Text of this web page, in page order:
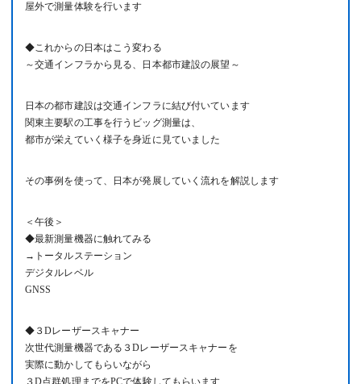
屋外で測量体験を行います
◆これからの日本はこう変わる
～交通インフラから見る、日本都市建設の展望～
日本の都市建設は交通インフラに結び付いています
関東主要駅の工事を行うビッグ測量は、
都市が栄えていく様子を身近に見ていました
その事例を使って、日本が発展していく流れを解説します
＜午後＞
◆最新測量機器に触れてみる
→トータルステーション
デジタルレベル
GNSS
◆３Dレーザースキャナー
次世代測量機器である３Dレーザースキャナーを
実際に動かしてもらいながら